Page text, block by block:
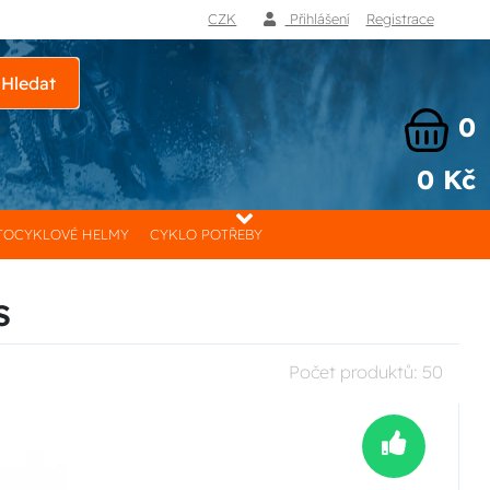
CZK Přihlášení Registrace
Hledat
0
0 Kč
HELMY CYKLO POTŘEBY
Počet produktů: 50